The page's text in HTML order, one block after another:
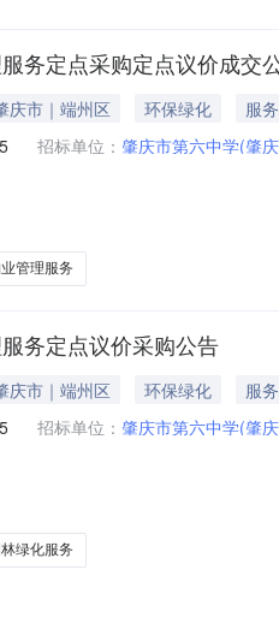
务定点采购定点议价成交
庆市｜端州区 环保绿化
服务
招标单位： 肇庆市第六中学(肇
管理服务
务定点议价采购公告
庆市｜端州区 环保绿化
服务
招标单位： 肇庆市第六中学(肇
林绿化服务